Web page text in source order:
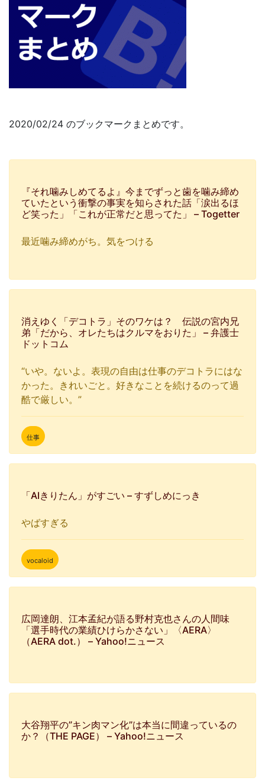
2020/02/24 のブックマークまとめです。
『それ噛みしめてるよ』今までずっと歯を噛み締め
ていたという衝撃の事実を知らされた話「涙出るほ
ど笑った」「これが正常だと思ってた」 – Togetter
最近噛み締めがち。気をつける
消えゆく「デコトラ」そのワケは？ 伝説の宮内兄
弟「だから、オレたちはクルマをおりた」 – 弁護士
ドットコム
“いや。ないよ。表現の自由は仕事のデコトラにはな
かった。きれいごと。好きなことを続けるのって過
酷で厳しい。”
仕事
「AIきりたん」がすごい – すずしめにっき
やばすぎる
vocaloid
広岡達朗、江本孟紀が語る野村克也さんの人間味
「選手時代の業績ひけらかさない」〈AERA〉
（AERA dot.） – Yahoo!ニュース
大谷翔平の”キン肉マン化”は本当に間違っているの
か？（THE PAGE） – Yahoo!ニュース